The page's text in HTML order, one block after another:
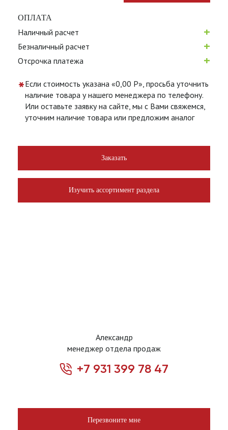
ОПЛАТА
Наличный расчет +
Безналичный расчет +
Отсрочка платежа +
*Если стоимость указана «0,00 Р», просьба уточнить
наличие товара у нашего менеджера по телефону.
Или оставьте заявку на сайте, мы с Вами свяжемся,
уточним наличие товара или предложим аналог
Заказать
Изучить ассортимент раздела
Александр
менеджер отдела продаж
+7 931 399 78 47
Перезвоните мне